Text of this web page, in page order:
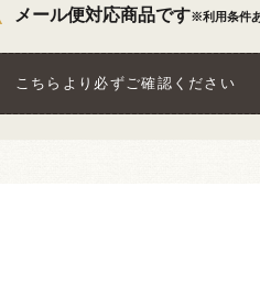
メール便対応商品です※利用条件
こちらより必ずご確認ください